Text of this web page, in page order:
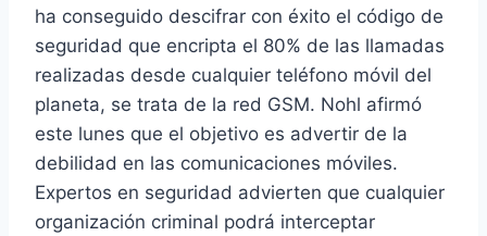
ha conseguido descifrar con éxito el código de
seguridad que encripta el 80% de las llamadas
realizadas desde cualquier teléfono móvil del
planeta, se trata de la red GSM. Nohl afirmó
este lunes que el objetivo es advertir de la
debilidad en las comunicaciones móviles.
Expertos en seguridad advierten que cualquier
organización criminal podrá interceptar